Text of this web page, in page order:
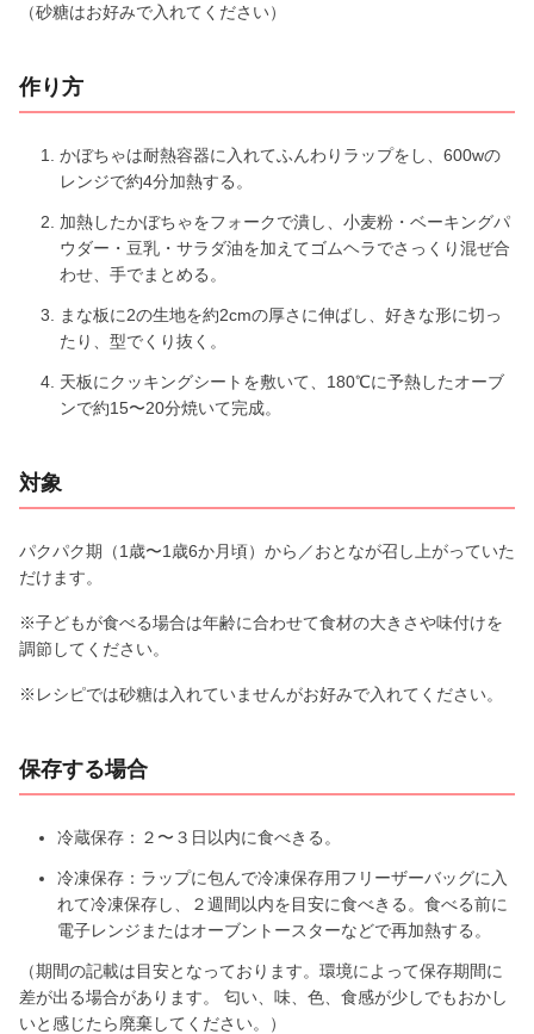
（砂糖はお好みで入れてください）
作り方
かぼちゃは耐熱容器に入れてふんわりラップをし、600wの
レンジで約4分加熱する。
加熱したかぼちゃをフォークで潰し、小麦粉・ベーキングパ
ウダー・豆乳・サラダ油を加えてゴムヘラでさっくり混ぜ合
わせ、手でまとめる。
まな板に2の生地を約2cmの厚さに伸ばし、好きな形に切っ
たり、型でくり抜く。
天板にクッキングシートを敷いて、180℃に予熱したオーブ
ンで約15〜20分焼いて完成。
対象
パクパク期（1歳〜1歳6か月頃）から／おとなが召し上がっていた
だけます。
※子どもが食べる場合は年齢に合わせて食材の大きさや味付けを
調節してください。
※レシピでは砂糖は入れていませんがお好みで入れてください。
保存する場合
冷蔵保存：２〜３日以内に食べきる。
冷凍保存：ラップに包んで冷凍保存用フリーザーバッグに入
れて冷凍保存し、２週間以内を目安に食べきる。食べる前に
電子レンジまたはオーブントースターなどで再加熱する。
（期間の記載は目安となっております。環境によって保存期間に
差が出る場合があります。 匂い、味、色、食感が少しでもおかし
いと感じたら廃棄してください。）